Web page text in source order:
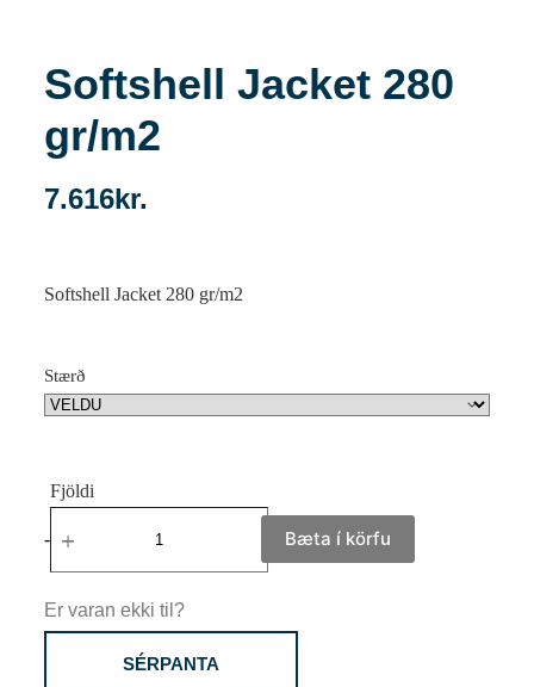
Softshell Jacket 280
gr/m2
7.616kr.
Softshell Jacket 280 gr/m2
Stærð
- Bæta í körfu
Er varan ekki til?
SÉRPANTA